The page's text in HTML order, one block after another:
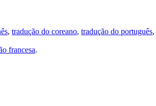
, tradução do coreano, tradução do português,
francesa.